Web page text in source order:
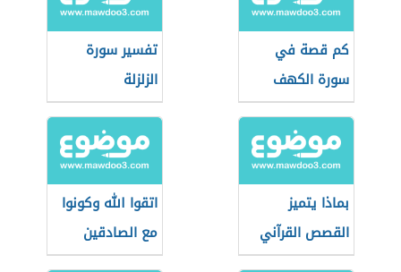
كم قصة في
سورة الكهف
تفسير سورة
الزلزلة
بماذا يتميز
القصص القرآني
اتقوا الله وكونوا
مع الصادقين